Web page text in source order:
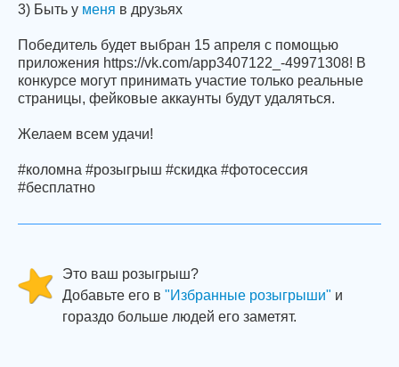
3) Быть у меня в друзьях
Победитель будет выбран 15 апреля с помощью
приложения https://vk.com/app3407122_-49971308! В
конкурсе могут принимать участие только реальные
страницы, фейковые аккаунты будут удаляться.
Желаем всем удачи!
#коломна #розыгрыш #скидка #фотосессия
#бесплатно
Это ваш розыгрыш?
Добавьте его в "Избранные розыгрыши" и
гораздо больше людей его заметят.